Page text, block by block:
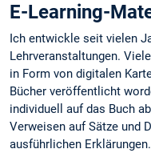
E-Learning-
Ich entwickle seit vielen
Lehrveranstaltungen.
in Form von digitalen
Bücher veröffentlicht
individuell auf das Buch
Verweisen auf Sätze und
ausführlichen